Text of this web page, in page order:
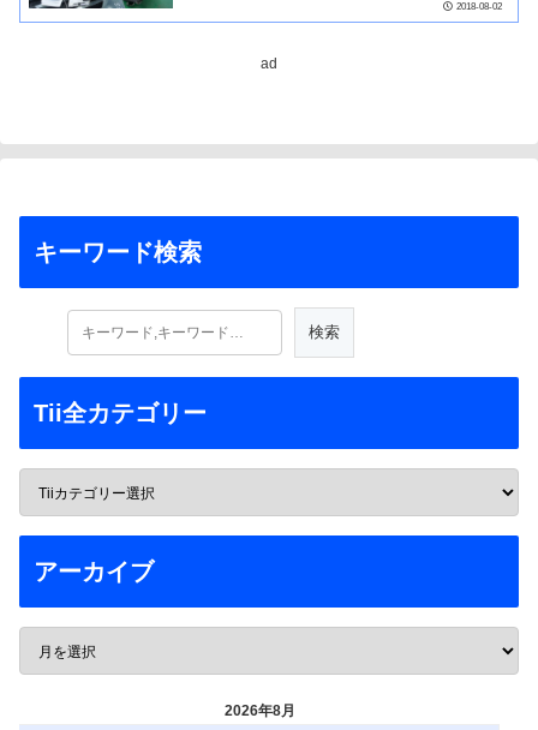
2018-08-02
ad
キーワード検索
Tii全カテゴリー
アーカイブ
2026年8月